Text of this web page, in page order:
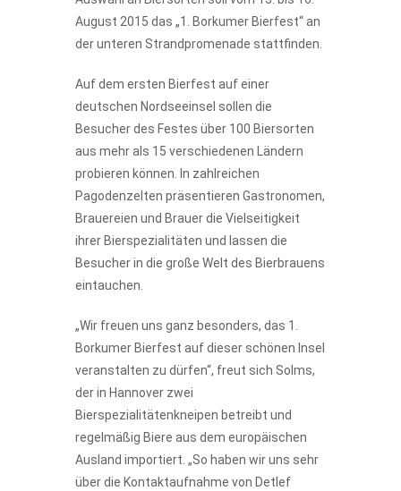
August 2015 das „1. Borkumer Bierfest“ an
der unteren Strandpromenade stattfinden.
Auf dem ersten Bierfest auf einer
deutschen Nordseeinsel sollen die
Besucher des Festes über 100 Biersorten
aus mehr als 15 verschiedenen Ländern
probieren können. In zahlreichen
Pagodenzelten präsentieren Gastronomen,
Brauereien und Brauer die Vielseitigkeit
ihrer Bierspezialitäten und lassen die
Besucher in die große Welt des Bierbrauens
eintauchen.
„Wir freuen uns ganz besonders, das 1.
Borkumer Bierfest auf dieser schönen Insel
veranstalten zu dürfen“, freut sich Solms,
der in Hannover zwei
Bierspezialitätenkneipen betreibt und
regelmäßig Biere aus dem europäischen
Ausland importiert. „So haben wir uns sehr
über die Kontaktaufnahme von Detlef